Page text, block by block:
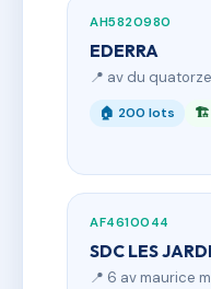
AH5820980
EDERRA
📍 av du
🏠 200 lots 🏗
AF4610044
SDC LES
📍 6 av maurice